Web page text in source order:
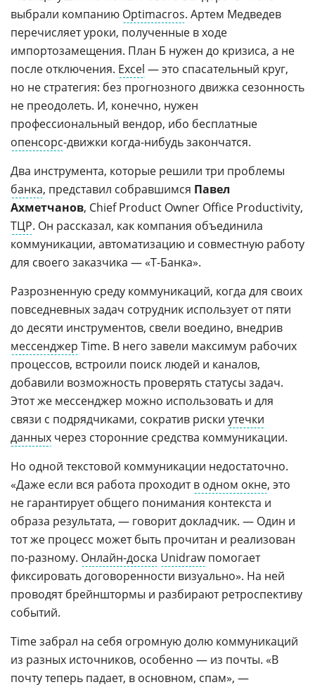
выбрали компанию Optimacros. Артем Медведев
перечисляет уроки, полученные в ходе
импортозамещения. План Б нужен до кризиса, а не
после отключения. Excel — это спасательный круг,
но не стратегия: без прогнозного движка сезонность
не преодолеть. И, конечно, нужен
профессиональный вендор, ибо бесплатные
опенсорс-движки когда-нибудь закончатся.
Два инструмента, которые решили три проблемы
банка, представил собравшимся Павел
Ахметчанов, Chief Product Owner Office Productivity,
ТЦР. Он рассказал, как компания объединила
коммуникации, автоматизацию и совместную работу
для своего заказчика — «Т-Банка».
Разрозненную среду коммуникаций, когда для своих
повседневных задач сотрудник использует от пяти
до десяти инструментов, свели воедино, внедрив
мессенджер Time. В него завели максимум рабочих
процессов, встроили поиск людей и каналов,
добавили возможность проверять статусы задач.
Этот же мессенджер можно использовать и для
связи с подрядчиками, сократив риски утечки
данных через сторонние средства коммуникации.
Но одной текстовой коммуникации недостаточно.
«Даже если вся работа проходитв одном окне, это
не гарантирует общего понимания контекста и
образа результата, — говорит докладчик. — Один и
тот же процесс может быть прочитан и реализован
по-разному. Онлайн-доска Unidrawпомогает
фиксировать договоренности визуально». На ней
проводят брейнштормы и разбирают ретроспективу
событий.
Time забрал на себя огромную долю коммуникаций
из разных источников, особенно — из почты. «В
почту теперь падает, в основном, спам», —